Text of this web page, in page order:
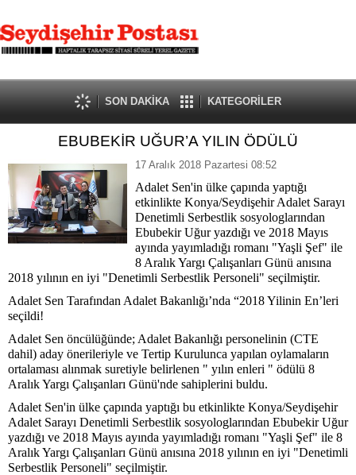
SON DAKİKA KATEGORİLER
EBUBEKİR UĞUR’A YILIN ÖDÜLÜ
17 Aralık 2018 Pazartesi 08:52
Adalet Sen'in ülke çapında yaptığı
etkinlikte Konya/Seydişehir Adalet Sarayı
Denetimli Serbestlik sosyologlarından
Ebubekir Uğur yazdığı ve 2018 Mayıs
ayında yayımladığı romanı "Yaşli Şef" ile
8 Aralık Yargı Çalışanları Günü anısına
2018 yılının en iyi "Denetimli Serbestlik Personeli" seçilmiştir.
Adalet Sen Tarafından Adalet Bakanlığı’nda “2018 Yilinin En’leri
seçildi!
Adalet Sen öncülüğünde; Adalet Bakanlığı personelinin (CTE
dahil) aday önerileriyle ve Tertip Kurulunca yapılan oylamaların
ortalaması alınmak suretiyle belirlenen " yılın enleri " ödülü 8
Aralık Yargı Çalışanları Günü'nde sahiplerini buldu.
Adalet Sen'in ülke çapında yaptığı bu etkinlikte Konya/Seydişehir
Adalet Sarayı Denetimli Serbestlik sosyologlarından Ebubekir Uğur
yazdığı ve 2018 Mayıs ayında yayımladığı romanı "Yaşli Şef" ile 8
Aralık Yargı Çalışanları Günü anısına 2018 yılının en iyi "Denetimli
Serbestlik Personeli" seçilmiştir.